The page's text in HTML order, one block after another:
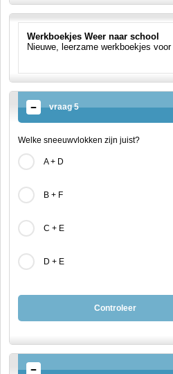
Werkboekjes Weer naar school
Nieuwe, leerzame werkboekjes
vraag 5
Welke sneeuwvlokken zijn juist?
A + D
B + F
C + E
D + E
Controleer